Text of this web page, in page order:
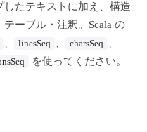
たテキストに加え、構造
ーブル・注釈。Scala の
linesSeq charsSeq
を使ってください。